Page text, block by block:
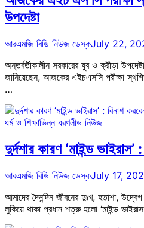
উপদেষ্টা
আরএমজি বিডি নিউজ ডেস্কJuly 22,
অন্তর্বর্তীকালীন সরকারের যুব ও ক্রীড়া
জানিয়েছেন, আজকের এইচএসসি পরীক্ষা
…
ধর্ম ও শিক্ষাভিন্ন ধরণলীড নিউজ
দুর্দশার কারণ ‘মাইন্ড
আরএমজি বিডি নিউজ ডেস্কJuly 17,
আমাদের দৈনন্দিন জীবনের দুঃখ, হতাশা,
লুকিয়ে থাকা প্রধান শত্রু হলো ‘মাইন্ড